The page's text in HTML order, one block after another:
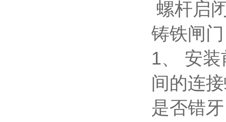
螺杆启
铸铁闸
1、 安
间的连
是否错